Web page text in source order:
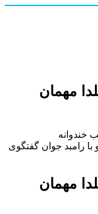
مهمان
خندوانه
رامبد جوان گفتگوى
مهمان